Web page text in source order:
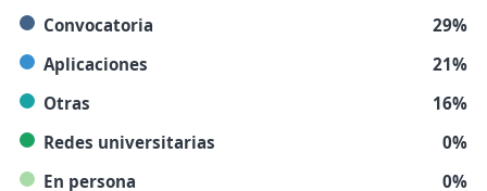
Convocatoria
29%
Aplicaciones
21%
Otras
16%
Redes universitarias
0%
En persona
0%